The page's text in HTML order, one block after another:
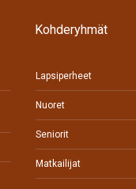
Kohderyhmät
Lapsiperheet
Nuoret
Seniorit
Matkailijat